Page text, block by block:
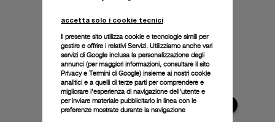
accetta solo i cookie tecnici
Il presente sito utilizza cookie e tecnologie simili per
gestire e offrire i relativi Servizi. Utilizziamo anche vari
servizi di Google inclusa la personalizzazione degli
annunci (per maggiori informazioni, consultare il sito
Privacy e Termini di Google) insieme ai nostri cookie
analitici e a quelli di terze parti per comprendere e
migliorare l'esperienza di navigazione dell'utente e
per inviare materiale pubblicitario in linea con le
preferenze mostrate durante la navigazione